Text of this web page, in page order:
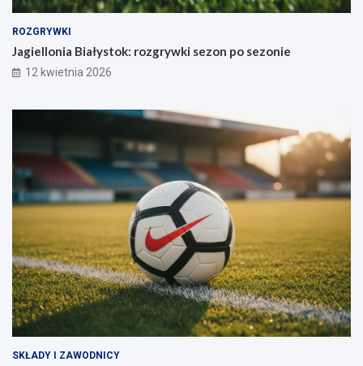
ROZGRYWKI
Jagiellonia Białystok: rozgrywki sezon po sezonie
12 kwietnia 2026
SKŁADY I ZAWODNICY